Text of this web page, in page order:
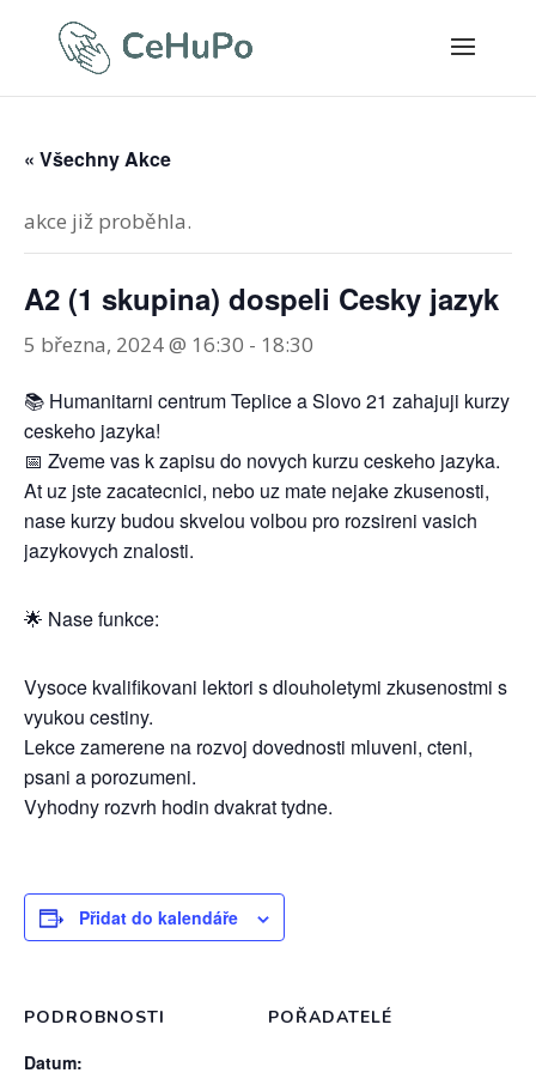
« Všechny Akce
akce již proběhla.
A2 (1 skupina) dospeli Cesky jazyk
5 března, 2024 @ 16:30 - 18:30
📚 Humanitarni centrum Teplice a Slovo 21 zahajuji kurzy
ceskeho jazyka!
📅 Zveme vas k zapisu do novych kurzu ceskeho jazyka.
At uz jste zacatecnici, nebo uz mate nejake zkusenosti,
nase kurzy budou skvelou volbou pro rozsireni vasich
jazykovych znalosti.
🌟 Nase funkce:
Vysoce kvalifikovani lektori s dlouholetymi zkusenostmi s
vyukou cestiny.
Lekce zamerene na rozvoj dovednosti mluveni, cteni,
psani a porozumeni.
Vyhodny rozvrh hodin dvakrat tydne.
Přidat do kalendáře
PODROBNOSTI
Datum:
POŘADATELÉ